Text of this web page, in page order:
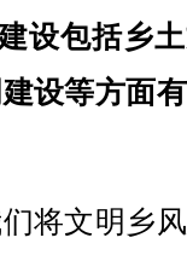
设包括乡
设等方面
将文明乡